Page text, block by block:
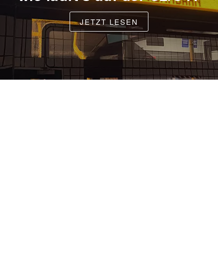
JETZT LESEN